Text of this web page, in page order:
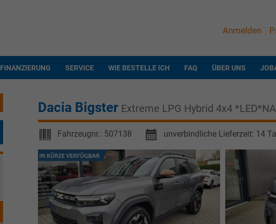
Anmelden
FINANZIERUNG SERVICE WIE BESTELLE ICH FAQ ÜBER UNS
Dacia Bigster Extreme LPG Hybrid 4x4
Fahrzeugnr.: 507138 unverbindliche Lieferzeit: 14